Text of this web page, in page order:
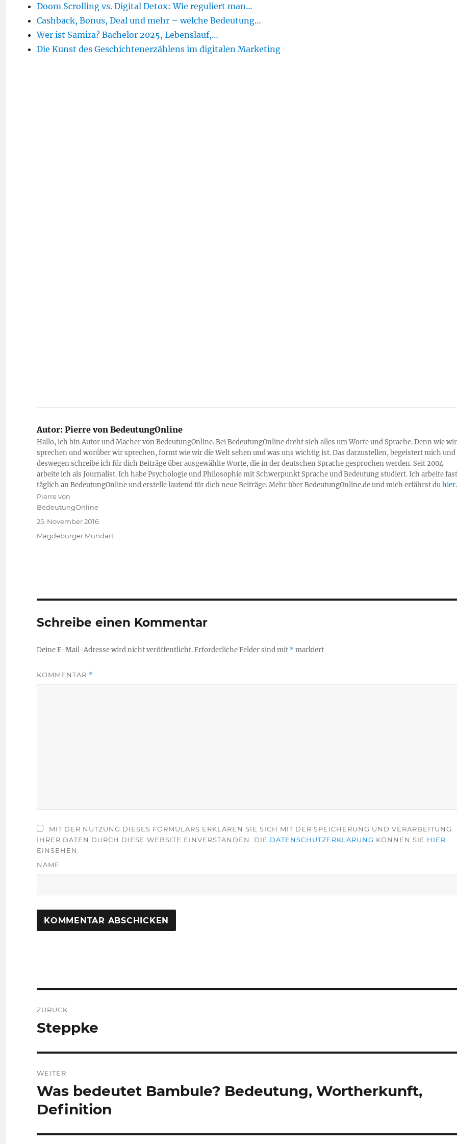
Doom Scrolling vs. Digital Detox: Wie reguliert man…
Cashback, Bonus, Deal und mehr – welche Bedeutung…
Wer ist Samira? Bachelor 2025, Lebenslauf,…
Die Kunst des Geschichtenerzählens im digitalen Marketing
Autor: Pierre von BedeutungOnline
Hallo, ich bin Autor und Macher von BedeutungOnline. Bei BedeutungOnline dreht sich alles um Worte und Sprache. Denn wie wir
sprechen und worüber wir sprechen, formt wie wir die Welt sehen und was uns wichtig ist. Das darzustellen, begeistert mich und
deswegen schreibe ich für dich Beiträge über ausgewählte Worte, die in der deutschen Sprache gesprochen werden. Seit 2004
arbeite ich als Journalist. Ich habe Psychologie und Philosophie mit Schwerpunkt Sprache und Bedeutung studiert. Ich arbeite fast
täglich an BedeutungOnline und erstelle laufend für dich neue Beiträge. Mehr über BedeutungOnline.de und mich erfährst duhier.
Autor
Pierre von
BedeutungOnline
Veröffentlicht
25. November 2016
Kategorien
Magdeburger Mundart
Schreibe einen Kommentar
Deine E-Mail-Adresse wird nicht veröffentlicht.Erforderliche Felder sind mit *markiert
KOMMENTAR *
MIT DER NUTZUNG DIESES FORMULARS ERKLÄREN SIE SICH MIT DER SPEICHERUNG UND VERARBEITUNG
IHRER DATEN DURCH DIESE WEBSITE EINVERSTANDEN. DIE DATENSCHUTZERKLÄRUNG KÖNNEN SIE HIER
EINSEHEN.
NAME
ZURÜCK
Vorheriger
Steppke
WEITER
Nächster
Beitrag:
Was bedeutet Bambule? Bedeutung, Wortherkunft,
Definition